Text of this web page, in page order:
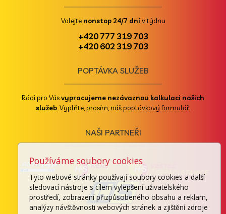
Používáme soubory cookies
Tyto webové stránky používají soubory cookies a další
sledovací nástroje s cílem vylepšení uživatelského
prostředí, zobrazení přizpůsobeného obsahu a reklam,
analýzy návštěvnosti webových stránek a zjištění zdroje
Volejte nonstop 24/7 dnív týdnu
+420 777 319 703
+420 602 319 703
POPTÁVKA SLUŽEB
Rádi pro Vásvypracujeme nezávaznou kalkulaci našich
služeb . Vyplňte, prosím, nášpoptávkový formulář
NAŠI PARTNEŘI